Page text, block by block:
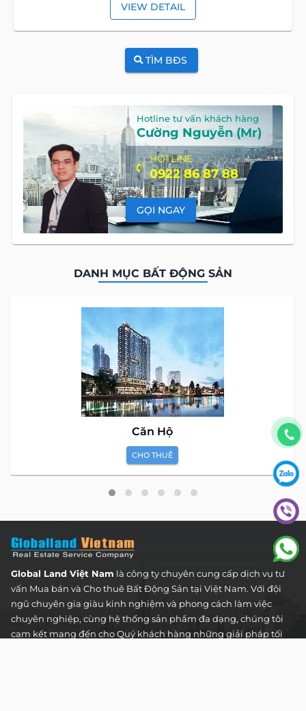
VIEW DETAIL
TÌM BĐS
Hotline tư vấn khách hàng
Cường Nguyễn (Mr)
HOTLINE
0922 86 87 88
GỌI NGAY
DANH MỤC BẤT ĐỘNG SẢN
Căn Hộ
CHO THUÊ
Global Land Việt Nam là công ty chuyên cung cấp dịch vụ tư
vấn Mua bán và Cho thuê Bất Động Sản tại Việt Nam. Với đội
ngũ chuyên gia giàu kinh nghiệm và phong cách làm việc
chuyên nghiệp, cùng hệ thống sản phẩm đa dạng, chúng tôi
cam kết mang đến cho Quý khách hàng những giải pháp tối